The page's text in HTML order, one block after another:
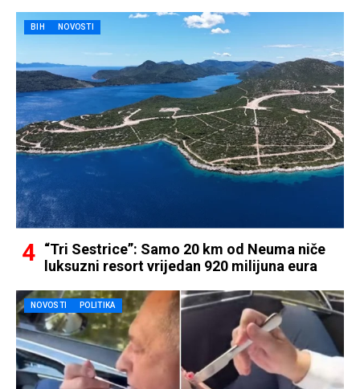
BIH NOVOSTI
“Tri Sestrice”: Samo 20 km od Neuma niče
luksuzni resort vrijedan 920 milijuna eura
NOVOSTI POLITIKA